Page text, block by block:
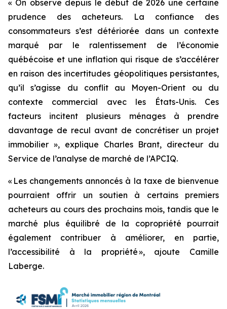
« On observe depuis le début de 2026 une certaine
prudence des acheteurs. La confiance des
consommateurs s’est détériorée dans un contexte
marqué par le ralentissement de l’économie
québécoise et une inflation qui risque de s’accélérer
en raison des incertitudes géopolitiques persistantes,
qu’il s’agisse du conflit au Moyen-Orient ou du
contexte commercial avec les États-Unis. Ces
facteurs incitent plusieurs ménages à prendre
davantage de recul avant de concrétiser un projet
immobilier », explique Charles Brant, directeur du
Service de l’analyse de marché de l’APCIQ.
« Les changements annoncés à la taxe de bienvenue
pourraient offrir un soutien à certains premiers
acheteurs au cours des prochains mois, tandis que le
marché plus équilibré de la copropriété pourrait
également contribuer à améliorer, en partie,
l’accessibilité à la propriété », ajoute Camille
Laberge.